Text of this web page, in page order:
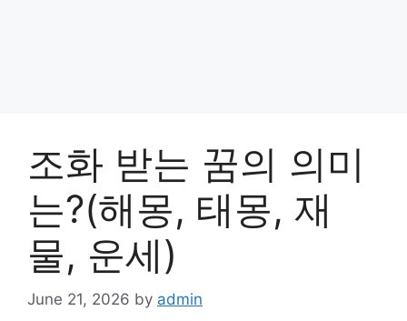
조화 받는 꿈의 의미
는?(해몽, 태몽, 재
물, 운세)
June 21, 2026 by admin